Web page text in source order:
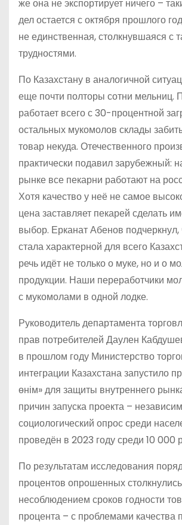
же она не экспортирует ничего –
дел остается с октября прошлого
не единственная, столкнувшаяся с
трудностями.
По Казахстану в аналогичной
еще почти полторы сотни мельниц.
работает всего с 30-процентной
остальных мукомолов склады
товар некуда. Отечественного
практически подавил зарубежный:
рынке все пекарни работают на
Хотя качество у неё не самое
цена заставляет пекарей сделать
выбор. Ерканат Абенов
стала характерной для всего
речь идёт не только о муке, но и о
продукции. Наши переработчики
с мукомолами в одной лодке.
Руководитель департамента
прав потребителей Даулен
в прошлом году Министерство
интеграции Казахстана запустило
өнім» для защиты внутреннего
причин запуска проекта –
социологический опрос среди
проведён в 2023 году среди 10 000
По результатам исследования
процентов опрошенных
несоблюдением сроков годности
процента – с проблемами качества